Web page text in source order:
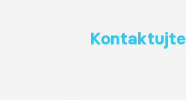
Kontaktujte